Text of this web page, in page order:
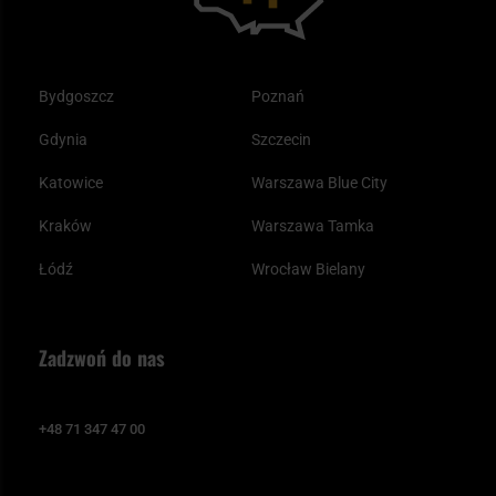
Bydgoszcz
Gdynia
Katowice
Kraków
Łódź
Poznań
Szczecin
Warszawa Blue City
Warszawa Tamka
Wrocław Bielany
Zadzwoń do nas
+48 71 347 47 00